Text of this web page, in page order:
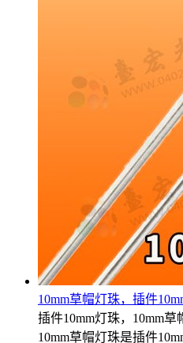
10mm草帽灯珠，插件
插件10mm灯珠，10mm
10mm草帽灯珠是插件